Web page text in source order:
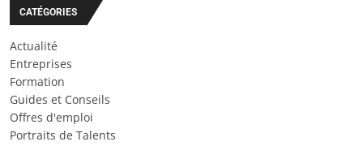
CATÉGORIES
Actualité
Entreprises
Formation
Guides et Conseils
Offres d'emploi
Portraits de Talents